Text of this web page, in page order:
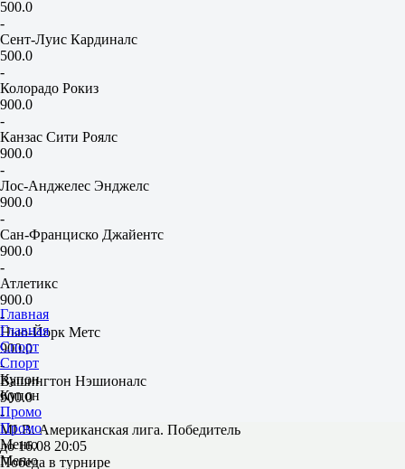
500.0
-
Сент-Луис Кардиналс
500.0
-
Колорадо Рокиз
900.0
-
Канзас Сити Роялс
900.0
-
Лос-Анджелес Энджелс
900.0
-
Сан-Франциско Джайентс
900.0
-
Атлетикс
900.0
-
Нью-Йорк Метс
900.0
-
Вашингтон Нэшионалс
900.0
-
MLB. Американская лига. Победитель
до 16.08 20:05
Победа в турнире
Главная
Главная
Спорт
Спорт
Купон
Купон
Промо
Промо
Меню
Меню